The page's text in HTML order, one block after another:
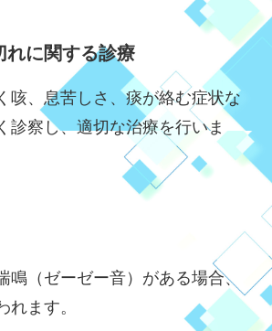
れに関する診療
咳、息苦しさ、痰が絡む症状な
診察し、適切な治療を行いま
（ゼーゼー音）がある場合、
れます。